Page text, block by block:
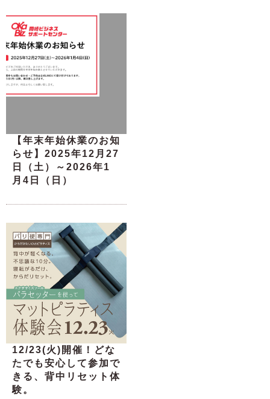
【年末年始休業のお知
らせ】2025年12月27
日（土）～2026年1
月4日（日）
12/23(火)開催！どな
たでも安心して参加で
きる、背中リセット体
験。